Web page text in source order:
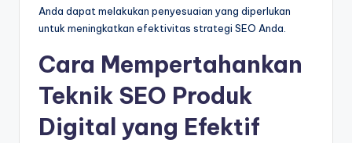
Anda dapat melakukan penyesuaian yang diperlukan
untuk meningkatkan efektivitas strategi SEO Anda.
Cara Mempertahankan
Teknik SEO Produk
Digital yang Efektif